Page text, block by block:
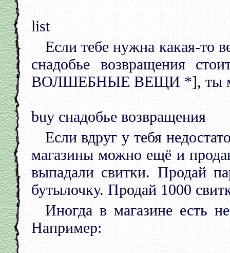
list
Если тебе нужна какая-то
снадобье возвращения
ВОЛШЕБНЫЕ ВЕЩИ *], ты
buy снадобье возвращения
Если вдруг у тебя
магазины можно ещё и
выпадали свитки. Продай
бутылочку. Продай 1000
Иногда в магазине есть
Например: